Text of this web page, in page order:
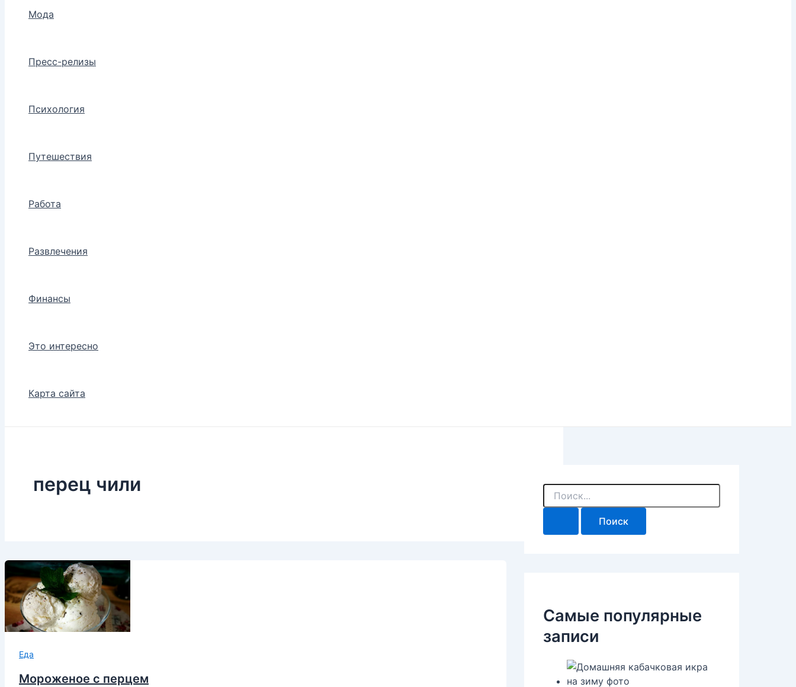
Мода
Пресс-релизы
Психология
Путешествия
Работа
Развлечения
Финансы
Это интересно
Карта сайта
перец чили
Еда
Мороженое с перцем
П
и
к
Самые популярные
записи